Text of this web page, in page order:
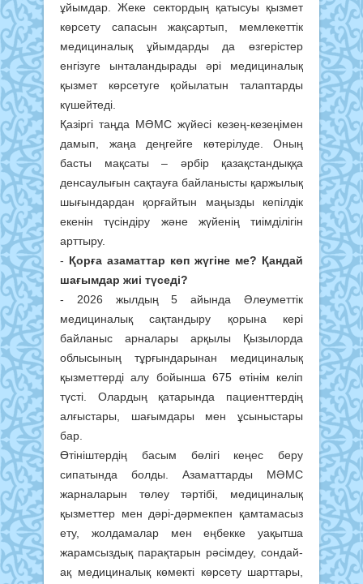
ұйымдар. Жеке сектордың қатысуы қызмет
көрсету сапасын жақсартып, мемлекеттік
медициналық ұйымдарды да өзгерістер
енгізуге ынталандырады әрі медициналық
қызмет көрсетуге қойылатын талаптарды
күшейтеді.
Қазіргі таңда МӘМС жүйесі кезең-кезеңімен
дамып, жаңа деңгейге көтерілуде. Оның
басты мақсаты – әрбір қазақстандыққа
денсаулығын сақтауға байланысты қаржылық
шығындардан қорғайтын маңызды кепілдік
екенін түсіндіру және жүйенің тиімділігін
арттыру.
- Қорға азаматтар көп жүгіне ме? Қандай
шағымдар жиі түседі?
- 2026 жылдың 5 айында Әлеуметтік
медициналық сақтандыру қорына кері
байланыс арналары арқылы Қызылорда
облысының тұрғындарынан медициналық
қызметтерді алу бойынша 675 өтінім келіп
түсті. Олардың қатарында пациенттердің
алғыстары, шағымдары мен ұсыныстары
бар.
Өтініштердің басым бөлігі кеңес беру
сипатында болды. Азаматтарды МӘМС
жарналарын төлеу тәртібі, медициналық
қызметтер мен дәрі-дәрмекпен қамтамасыз
ету, жолдамалар мен еңбекке уақытша
жарамсыздық парақтарын рәсімдеу, сондай-
ақ медициналық көмекті көрсету шарттары,